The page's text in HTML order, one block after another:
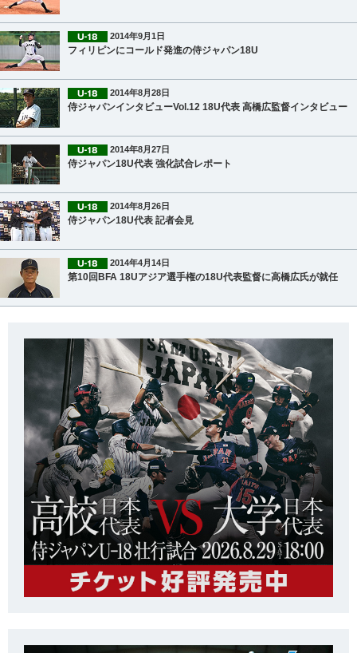
2014年9月1日
フィリピンにコールド発進の侍ジャパン18U
2014年8月28日
侍ジャパンインタビューVol.12 18U代表 高橋広監督インタビュー
2014年8月27日
侍ジャパン18U代表 強化試合レポート
2014年8月26日
侍ジャパン18U代表 記者会見
2014年4月14日
第10回BFA 18Uアジア選手権の18U代表監督に高橋広氏が就任